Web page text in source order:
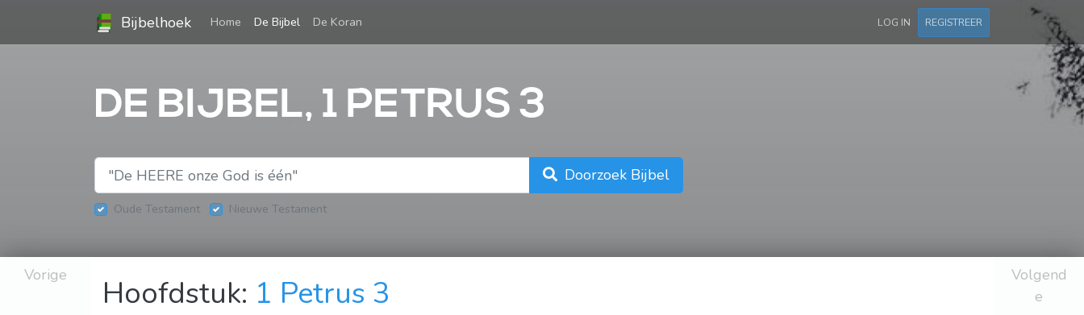
Bijbelhoek Home (current)
De Bijbel De Koran LOG IN REGISTREER
DE BIJBEL, 1 PETRUS 3
Doorzoek Bijbel
Oude Testament Nieuwe Testament
Vorige Hoofdstuk: 1 Petrus 3
Volgend
e